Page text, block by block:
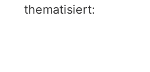
thematisiert: